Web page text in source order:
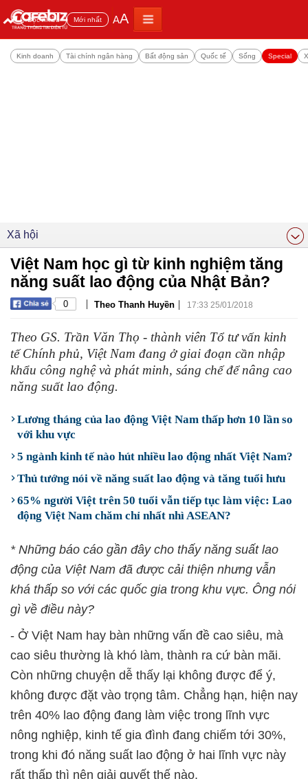
Đọc nhiều Mới nhất AA
Kinh doanh Tài chính ngân hàng Bất động sản Quốc tế Sống Special
Xã hội
Việt Nam học gì từ kinh nghiệm tăng
năng suất lao động của Nhật Bản?
0 | Theo Thanh Huyền | 17:33 25/01/2018
Theo GS. Trần Văn Thọ - thành viên Tổ tư vấn kinh
tế Chính phủ, Việt Nam đang ở giai đoạn cần nhập
khẩu công nghệ và phát minh, sáng chế để nâng cao
năng suất lao động.
Lương tháng của lao động Việt Nam thấp hơn 10 lần so
với khu vực
5 ngành kinh tế nào hút nhiều lao động nhất Việt Nam?
Thủ tướng nói về năng suất lao động và tăng tuổi hưu
65% người Việt trên 50 tuổi vẫn tiếp tục làm việc: Lao
động Việt Nam chăm chỉ nhất nhì ASEAN?
* Những báo cáo gần đây cho thấy năng suất lao
động của Việt Nam đã được cải thiện nhưng vẫn
khá thấp so với các quốc gia trong khu vực. Ông nói
gì về điều này?
- Ở Việt Nam hay bàn những vấn đề cao siêu, mà
cao siêu thường là khó làm, thành ra cứ bàn mãi.
Còn những chuyện dễ thấy lại không được để ý,
không được đặt vào trọng tâm. Chẳng hạn, hiện nay
trên 40% lao động đang làm việc trong lĩnh vực
nông nghiệp, kinh tế gia đình đang chiếm tới 30%,
trong khi đó năng suất lao động ở hai lĩnh vực này
rất thấp thì nên giải quyết thế nào.